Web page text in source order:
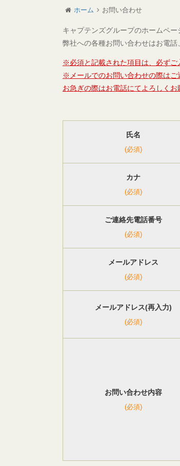
ホーム お問い合わせ
キャプテンズグループのホームペー
弊社への各種お問い合わせはお電話
※必須と記載された項目は、必ずご
※メールでのお問い合わせの際はご
お急ぎの際はお電話にてよろしくお
氏名
(必須)
カナ
(必須)
ご連絡先電話番号
(必須)
メールアドレス
(必須)
メールアドレス(再入力)
(必須)
お問い合わせ内容
(必須)